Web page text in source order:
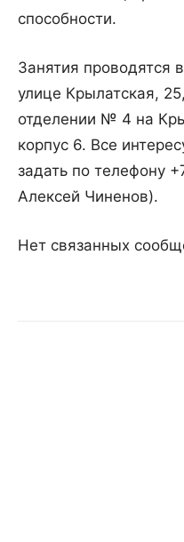
способности.
Занятия проводятся
улице Крылатская,
отделении № 4 на
корпус 6. Все
задать по телефону
Алексей Чиненов).
Нет связанных